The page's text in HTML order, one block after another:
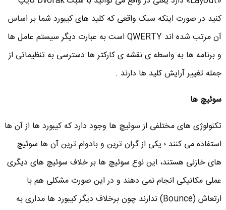
کنید در صورت اینکه سبک واقعی که کلید های کیبورد شما بر اساس
آن مرتب شده اند QWERTY است به عبارت دیگر سیستم عامل ها
و برنامه ها به واسطه ی نقشه ی کارکتر ها دسترسی به تنظیماتی از
جمله تغییر آرایش کلید ها دارند .
سوئیچ ها
تکنولوژی های مختلفی از سوئیچ ها وجود دارد که کیبورد ها از آن ها
استفاده می کنند ؛ یکی از گران ترین و بادوام ترین آن ها سوئیچ
های خازنی هستند، این نوع سوئیچ ها بر خلاف سوئیچ های دیگری
عملی مکانیکی انجام نمی دهند و در این صورت مشکلی هم با
ارتعاش (Bounce) ندارند چون برخلاف دیگر کیبورد ها مداری به